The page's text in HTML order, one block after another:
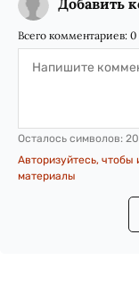
Добавить
Всего комментариев: 0
Осталось символов:
Авторизуйтесь, чтобы
материалы